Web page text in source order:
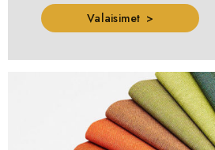
Valaisimet